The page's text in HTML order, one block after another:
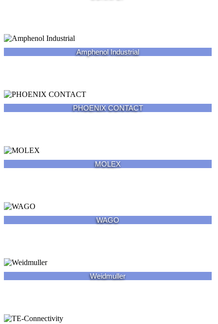
Amphenol Industrial
PHOENIX CONTACT
MOLEX
WAGO
Weidmuller